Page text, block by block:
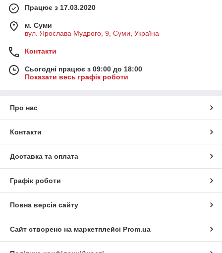
Працює з 17.03.2020
м. Суми
вул. Ярослава Мудрого, 9, Суми, Україна
Контакти
Сьогодні працює з 09:00 до 18:00
Показати весь графік роботи
Про нас
Контакти
Доставка та оплата
Графік роботи
Повна версія сайту
Сайт створено на маркетплейсі Prom.ua